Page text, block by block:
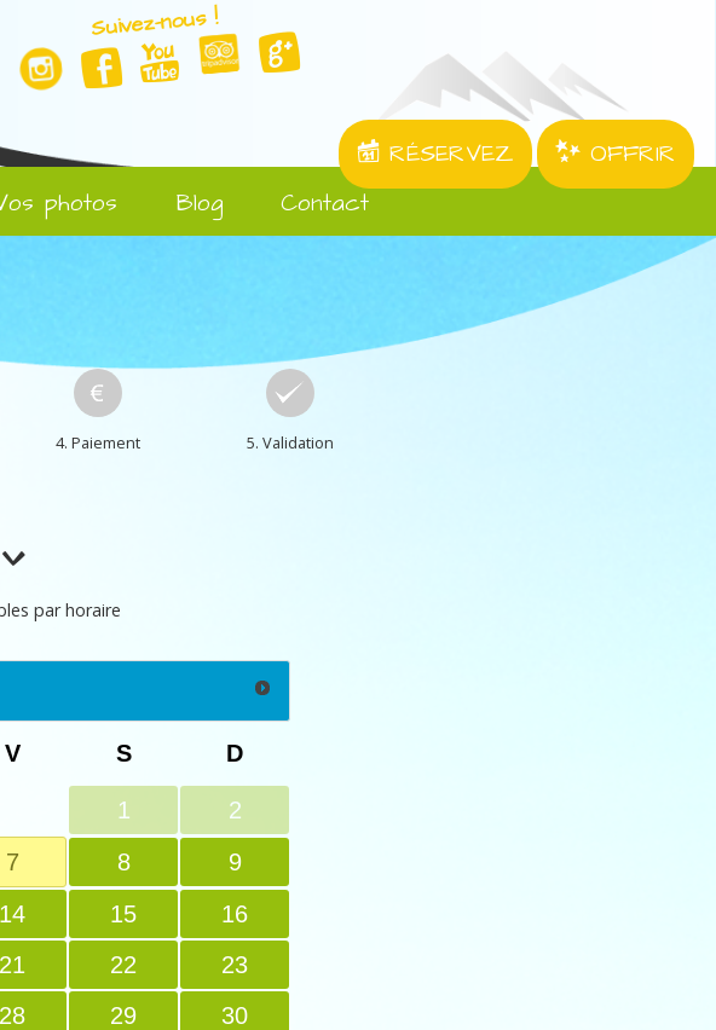
Suivez-nous !
RÉSERVEZ
OFFRIR
photos Blog Contact
4. Paiement 5. Validation
par horaire
V S D
1
2
7 8
9
14 15
16
21 22
23
28 29
30